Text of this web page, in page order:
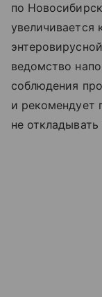
по
увеличивается
ведомство
соблюдения
и рекомендует
не откладывать